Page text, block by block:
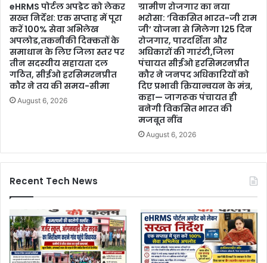
eHRMS पोर्टल अपडेट को लेकर
सख्त निर्देश: एक सप्ताह में पूरा
करें 100% सेवा अभिलेख
अपलोड,तकनीकी दिक्कतों के
समाधान के लिए जिला स्तर पर
तीन सदस्यीय सहायता दल
गठित, सीईओ हरसिमरनप्रीत
कौर ने तय की समय-सीमा
August 6, 2026
ग्रामीण रोजगार का नया
भरोसा: ‘विकसित भारत-जी राम
जी’ योजना से मिलेगा 125 दिन
रोजगार, पारदर्शिता और
अधिकारों की गारंटी,जिला
पंचायत सीईओ हरसिमरनप्रीत
कौर ने जनपद अधिकारियों को
दिए प्रभावी क्रियान्वयन के मंत्र,
कहा— जागरूक पंचायत ही
बनेगी विकसित भारत की
मजबूत नींव
August 6, 2026
Recent Tech News